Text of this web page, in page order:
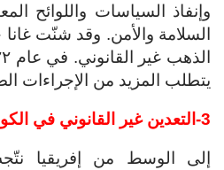
وإنفاذ السياسات واللوائح
السلامة والأمن. وقد شنّت
يتطلب المزيد من الإجراءات
3-التعدين غير القانوني في الكونغو الديمقراطية
إلى الوسط من إفريقيا